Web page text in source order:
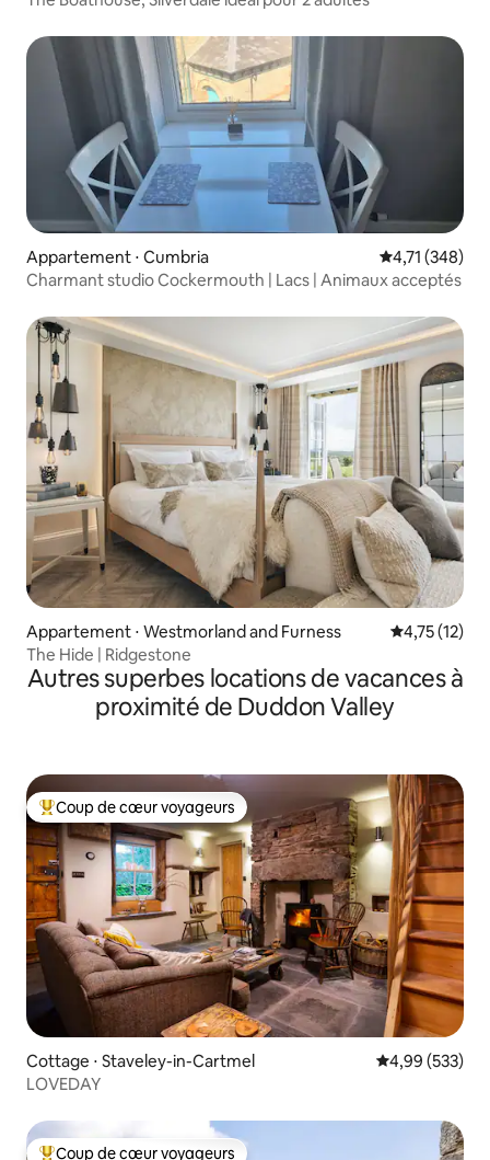
Appartement ⋅ Cumbria Évaluation
4,71 (348)
Charmant studio Cockermouth | Lacs | Animaux acceptés
Appartement ⋅ Westmorland and Furness Évaluation
4,75 (12)
The Hide | Ridgestone
Autres superbes locations de vacances à
proximité de Duddon Valley
Coups de cœur voyageurs les plus appréciés
Coup de cœur voyageurs
Cottage ⋅ Staveley-in-Cartmel Évaluation
4,99 (533)
LOVEDAY
Coup de cœur voyageurs